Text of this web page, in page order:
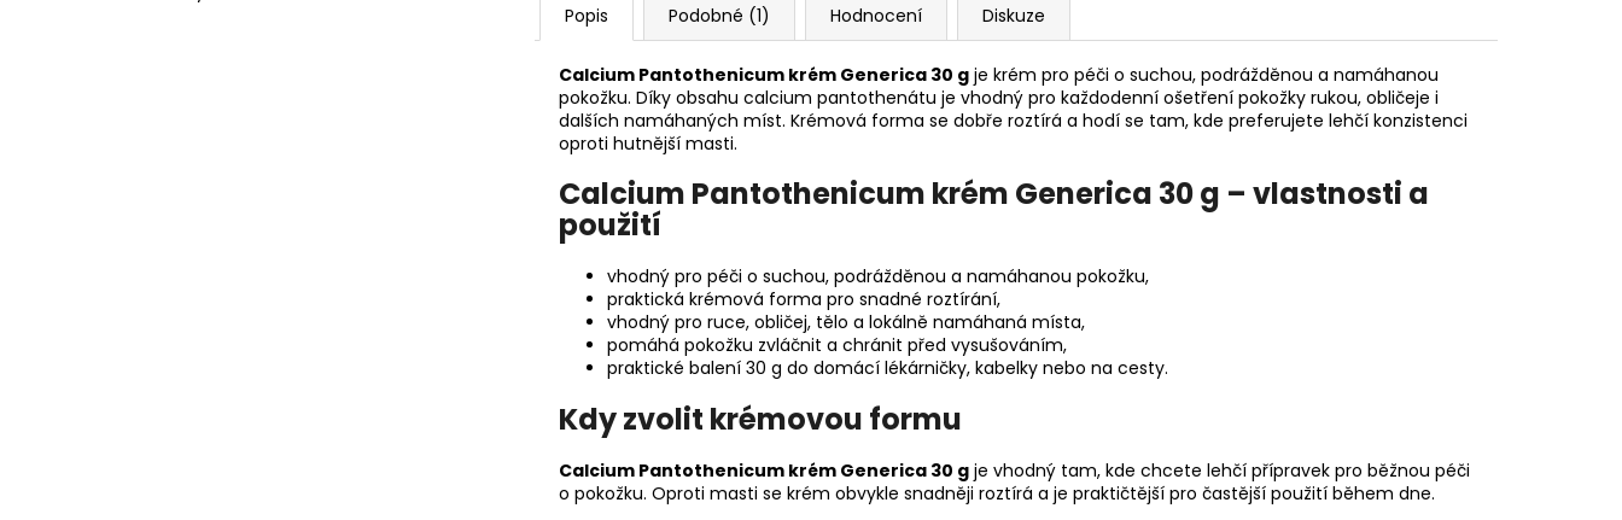
Popis Podobné (1) Hodnocení Diskuze
Calcium Pantothenicum krém Generica 30 g je krém pro péči o suchou, podrážděnou a namáhanou
pokožku. Díky obsahu calcium pantothenátu je vhodný pro každodenní ošetření pokožky rukou, obličeje i
dalších namáhaných míst. Krémová forma se dobře roztírá a hodí se tam, kde preferujete lehčí konzistenci
oproti hutnější masti.
Calcium Pantothenicum krém Generica 30 g – vlastnosti a
použití
vhodný pro péči o suchou, podrážděnou a namáhanou pokožku,
praktická krémová forma pro snadné roztírání,
vhodný pro ruce, obličej, tělo a lokálně namáhaná místa,
pomáhá pokožku zvláčnit a chránit před vysušováním,
praktické balení 30 g do domácí lékárničky, kabelky nebo na cesty.
Kdy zvolit krémovou formu
Calcium Pantothenicum krém Generica 30 g je vhodný tam, kde chcete lehčí přípravek pro běžnou péči
o pokožku. Oproti masti se krém obvykle snadněji roztírá a je praktičtější pro častější použití během dne.